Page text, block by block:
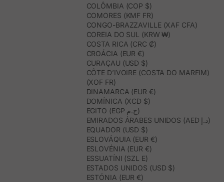
COLÔMBIA (COP $)
COMORES (KMF FR)
CONGO-BRAZZAVILLE (XAF CFA)
COREIA DO SUL (KRW ₩)
COSTA RICA (CRC ₡)
CROÁCIA (EUR €)
CURAÇAU (USD $)
CÔTE D’IVOIRE (COSTA DO MARFIM)
(XOF FR)
DINAMARCA (EUR €)
DOMÍNICA (XCD $)
EGITO (EGP ج.م)
EMIRADOS ÁRABES UNIDOS (AED د.إ)
EQUADOR (USD $)
ESLOVÁQUIA (EUR €)
ESLOVÉNIA (EUR €)
ESSUATÍNI (SZL E)
ESTADOS UNIDOS (USD $)
ESTÓNIA (EUR €)